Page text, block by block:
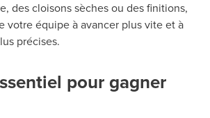
des cloisons sèches ou des finitions,
votre équipe à avancer plus vite et à
précises.
pour gagner